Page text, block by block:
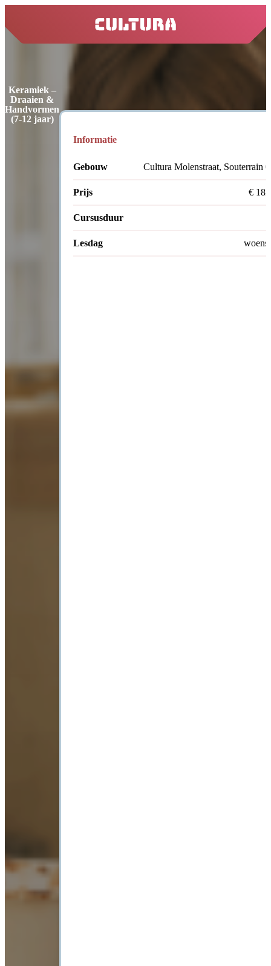
home
Keramiek –
Draaien &
Handvormen
(7-12 jaar)
Informatie
Gebouw Cultura Molenstraat, Souterrain
Prijs €
Cursusduur
Lesdag